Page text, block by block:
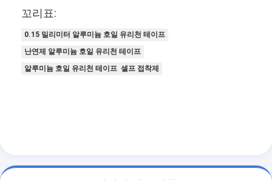
꼬리표:
0.15 밀리미터 알루미늄 호일 유리천 테이프
난연제 알루미늄 호일 유리천 테이프
알루미늄 호일 유리천 테이프 셀프 접착제